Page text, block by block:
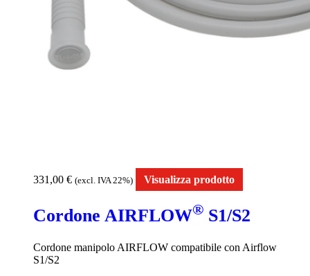
331,00 € (excl. IVA 22%) Visualizza prodotto
Cordone AIRFLOW® S1/S2
Cordone manipolo AIRFLOW compatibile con Airflow
S1/S2